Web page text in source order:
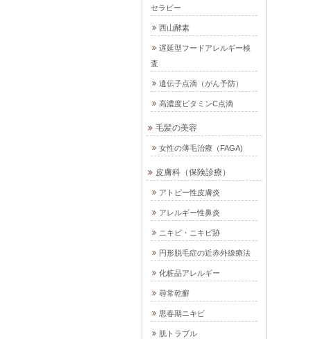
セラピー
西山酵素
遅延型フードアレルギー検
査
遺伝子点滴（がん予防）
高濃度ビタミンC点滴
毛髪の美容
女性の薄毛治療（FAGA)
皮膚科（保険診療）
アトピー性皮膚炎
アレルギー性鼻炎
ニキビ・ニキビ跡
円形脱毛症の近赤外線療法
化粧品アレルギー
尋常乾癬
思春期ニキビ
肌トラブル